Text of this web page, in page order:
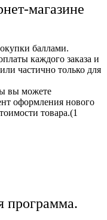
магазине
баллами.
каждого заказа и
частично только для
вы можете
оформления нового
товара.(1
программа.